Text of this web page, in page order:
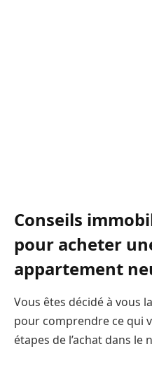
Conseils
pour acheter
appartement
Vous êtes décidé à vous
pour comprendre ce qui
étapes de l’achat dans le